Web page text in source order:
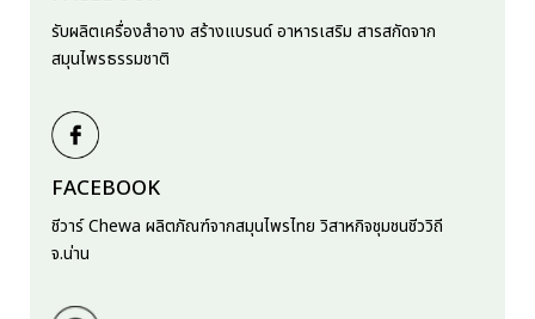
รับผลิตเครื่องสำอาง สร้างแบรนด์ อาหารเสริม สารสกัดจาก
สมุนไพรธรรมชาติ
FACEBOOK
ชีวาร์ Chewa ผลิตภัณฑ์จากสมุนไพรไทย วิสาหกิจชุมชนชีววิถี
จ.น่าน